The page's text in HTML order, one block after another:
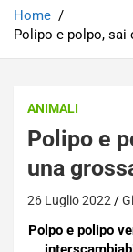
Home
Polipo e polpo, sai
ANIMALI
Polipo e
una
26 Luglio 2022
Polpo e polipo